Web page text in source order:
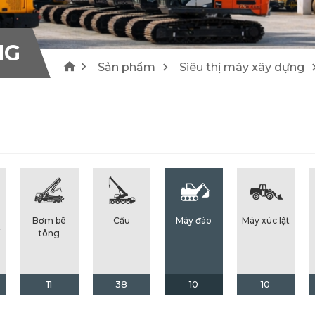
1 4
Máy cào bóc/ Máy tái chế Wirtgen Lu Hamm
Sản phẩm Siêu thị máy xây dựng
Bơm bê
tông
11
Cẩu
38
Máy đào
10
Máy xúc lật
10